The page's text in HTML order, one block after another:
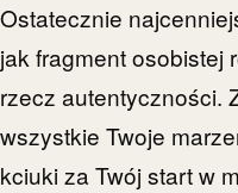
Ostatecznie
jak fragment osobistej
rzecz autentyczności.
wszystkie Twoje
kciuki za Twój start w